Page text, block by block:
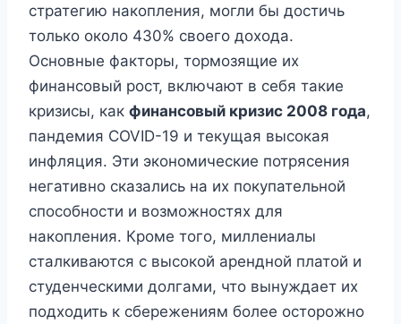
стратегию накопления, могли бы достичь
только около 430% своего дохода.
Основные факторы, тормозящие их
финансовый рост, включают в себя такие
кризисы, как финансовый кризис 2008 года,
пандемия COVID-19 и текущая высокая
инфляция. Эти экономические потрясения
негативно сказались на их покупательной
способности и возможностях для
накопления. Кроме того, миллениалы
сталкиваются с высокой арендной платой и
студенческими долгами, что вынуждает их
подходить к сбережениям более осторожно